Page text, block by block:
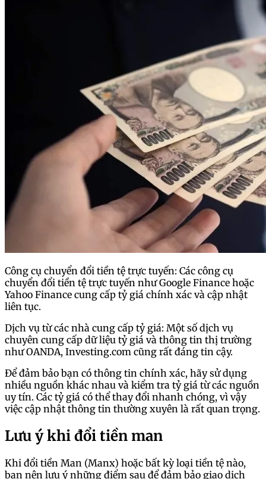
Công cụ chuyển đổi tiền tệ trực tuyến: Các công cụ
chuyển đổi tiền tệ trực tuyến như Google Finance hoặc
Yahoo Finance cung cấp tỷ giá chính xác và cập nhật
liên tục.
Dịch vụ từ các nhà cung cấp tỷ giá: Một số dịch vụ
chuyên cung cấp dữ liệu tỷ giá và thông tin thị trường
như OANDA, Investing.com cũng rất đáng tin cậy.
Để đảm bảo bạn có thông tin chính xác, hãy sử dụng
nhiều nguồn khác nhau và kiểm tra tỷ giá từ các nguồn
uy tín. Các tỷ giá có thể thay đổi nhanh chóng, vì vậy
việc cập nhật thông tin thường xuyên là rất quan trọng.
Lưu ý khi đổi tiền man
Khi đổi tiền Man (Manx) hoặc bất kỳ loại tiền tệ nào,
bạn nên lưu ý những điểm sau để đảm bảo giao dịch